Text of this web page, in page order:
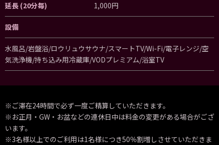
延長 (20分毎) 1,000円
設備
水風呂/岩盤浴/ロウリュウサウナ/スマートTV/Wi-Fi/電子レンジ/空
気洗浄機/持ち込み用冷蔵庫/VODプレミアム/浴室TV
※ご滞在24時間で必ず一度ご精算していただきます。
※お正月・GW・お盆などの連休日中は料金の変更がある場合がござ
います。
※3名様以上でのご利用は1名様につき50％割増しさせていただきま